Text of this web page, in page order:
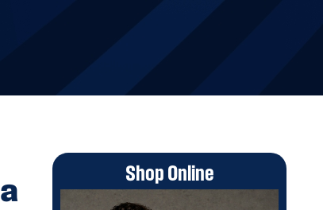
Shop Online